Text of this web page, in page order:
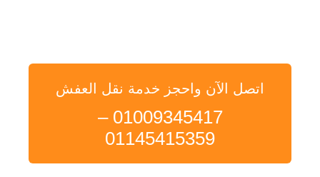
اتصل الآن واحجز خدمة نقل العفش
01009345417 –
01145415359